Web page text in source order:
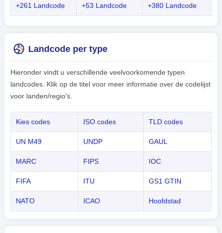
+261 Landcode
+53 Landcode +380 Landcode
Landcode per type
Hieronder vindt u verschillende veelvoorkomende typen
landcodes. Klik op de titel voor meer informatie over de codelijst
voor landen/regio's.
Kies codes ISO codes TLD codes
UN M49 UNDP GAUL
MARC FIPS IOC
FIFA ITU GS1 GTIN
NATO ICAO Hoofdstad